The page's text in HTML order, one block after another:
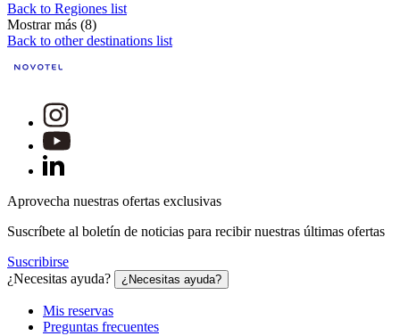
Back to Regiones list
Mostrar más (8)
Back to other destinations list
Aprovecha nuestras ofertas exclusivas
Suscríbete al boletín de noticias para recibir nuestras últimas ofertas
Suscribirse
¿Necesitas ayuda?
¿Necesitas ayuda?
Mis reservas
Preguntas frecuentes